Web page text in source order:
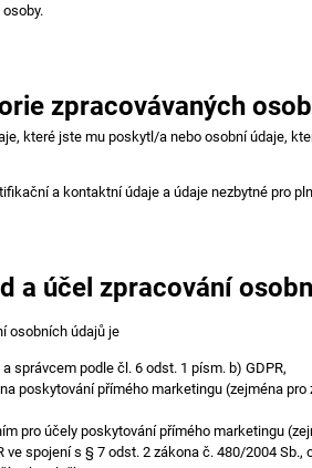
zpracovávaných
které jste mu poskytl/a nebo osobní údaje,
a kontaktní údaje a údaje nezbytné pro
a účel zpracování
osobních údajů je
správcem podle čl. 6 odst. 1 písm. b) GDPR,
poskytování přímého marketingu (zejména
pro účely poskytování přímého marketingu
ve spojení s § 7 odst. 2 zákona č. 480/2004